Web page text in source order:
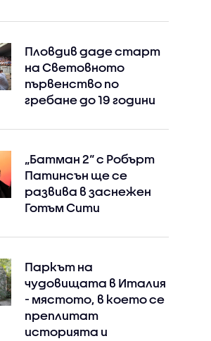
Пловдив даде старт
на Световното
първенство по
гребане до 19 години
„Батман 2“ с Робърт
Патинсън ще се
развива в заснежен
Готъм Сити
Паркът на
чудовищата в Италия
- мястото, в което се
преплитат
историята и